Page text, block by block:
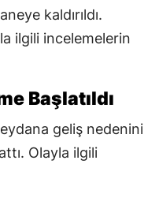
kaldırıldı.
ilgili incelemelerin
Başlatıldı
geliş nedenini
Olayla ilgili